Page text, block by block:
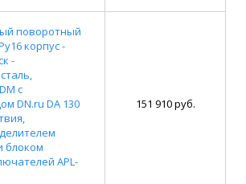
поворотный
корпус -
-
с
DN.ru DA 130
блоком
APL-
151 910 руб.